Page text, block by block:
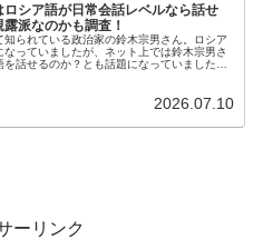
ロシア語が日常会話レベルなら話せ
派なのかも調査！
知られている政治家の鈴木宗男さん。ロシア
なっていましたが、ネット上では鈴木宗男さ
を話せるのか？とも話題になっていました
2026.07.10
ーリンク